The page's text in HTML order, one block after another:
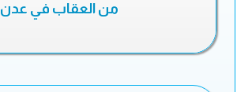
من العقاب في عدن